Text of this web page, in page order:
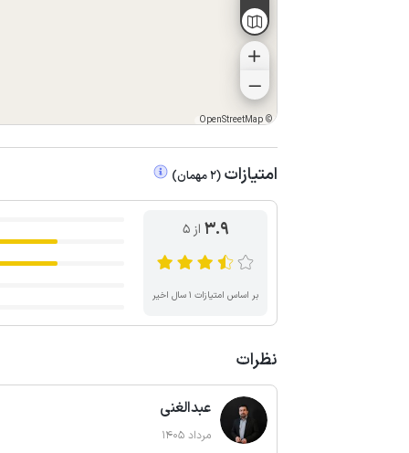
©
OpenStreetMap
امتیازات (
2مهمان)
3.9 از ۵
بر اساس امتیازات ۱ سال اخیر
نظرات
عبدالغنی
مرداد 1405